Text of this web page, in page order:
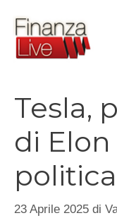
contenuto
Tesla,
di
politica
23 Aprile 2025 di